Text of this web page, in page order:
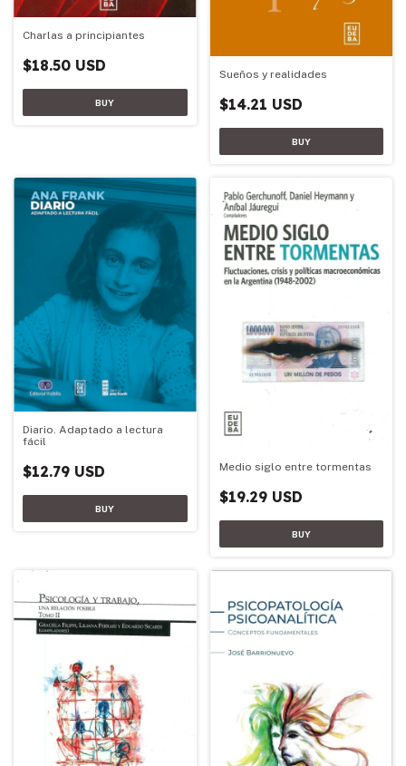
Charlas a principiantes
$18.50 USD
Sueños y realidades
$14.21 USD
Diario. Adaptado a lectura
fácil
$12.79 USD Medio siglo entre tormentas
$19.29 USD